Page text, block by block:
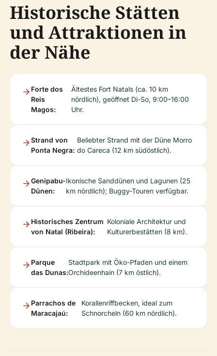
Historische Stätten
und Attraktionen in
der Nähe
Forte dos
Reis
Magos:
Ältestes Fort Natals (ca. 10 km
nördlich), geöffnet Di-So, 9:00–16:00
Uhr.
Strand von
Ponta Negra:
Beliebter Strand mit der Düne Morro
do Careca (12 km südöstlich).
Genipabu-
Dünen:
Ikonische Sanddünen und Lagunen (25
km nördlich); Buggy-Touren verfügbar.
Historisches Zentrum
von Natal (Ribeira):
Koloniale Architektur und
Kulturerbestätten (8 km).
Parque
das Dunas:
Stadtpark mit Öko-Pfaden und einem
Orchideenhain (7 km östlich).
Parrachos de
Maracajaú:
Korallenriffbecken, ideal zum
Schnorcheln (60 km nördlich).